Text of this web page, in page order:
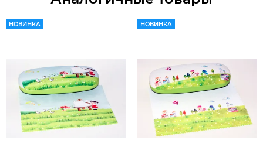
НОВИНКА НОВИНКА